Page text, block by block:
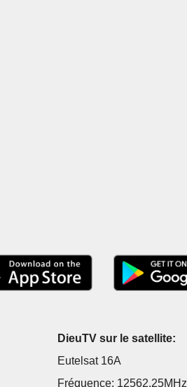
DieuTV sur le satellite:
Eutelsat 16A
Fréquence: 12562.25MHz